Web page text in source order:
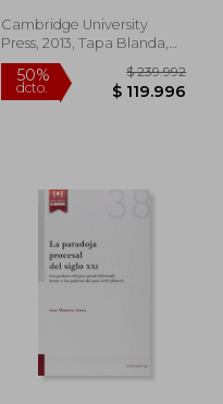
Cambridge University
Press, 2013, Tapa Blanda,
Nuevo